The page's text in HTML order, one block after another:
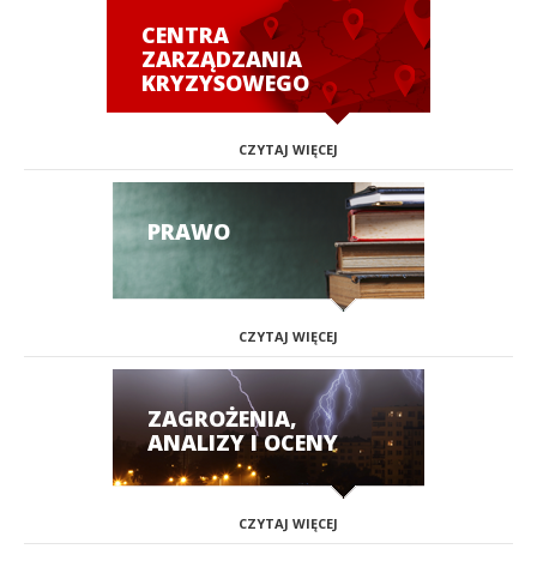
CENTRA
ZARZĄDZANIA
KRYZYSOWEGO
CZYTAJ WIĘCEJ
PRAWO
CZYTAJ WIĘCEJ
ZAGROŻENIA,
ANALIZY I OCENY
CZYTAJ WIĘCEJ